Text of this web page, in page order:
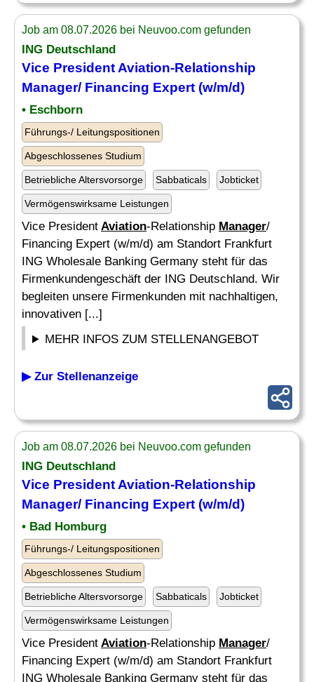
Job am 08.07.2026 bei Neuvoo.com gefunden
ING Deutschland
Vice President Aviation-Relationship
Manager/ Financing Expert (w/m/d)
• Eschborn
Führungs-/ Leitungspositionen
Abgeschlossenes Studium
Betriebliche Altersvorsorge Sabbaticals Jobticket
Vermögenswirksame Leistungen
Vice President Aviation-Relationship Manager/
Financing Expert (w/m/d) am Standort Frankfurt
ING Wholesale Banking Germany steht für das
Firmenkundengeschäft der ING Deutschland. Wir
begleiten unsere Firmenkunden mit nachhaltigen,
innovativen [...]
MEHR INFOS ZUM STELLENANGEBOT
▶ Zur Stellenanzeige
Job am 08.07.2026 bei Neuvoo.com gefunden
ING Deutschland
Vice President Aviation-Relationship
Manager/ Financing Expert (w/m/d)
• Bad Homburg
Führungs-/ Leitungspositionen
Abgeschlossenes Studium
Betriebliche Altersvorsorge Sabbaticals Jobticket
Vermögenswirksame Leistungen
Vice President Aviation-Relationship Manager/
Financing Expert (w/m/d) am Standort Frankfurt
ING Wholesale Banking Germany steht für das